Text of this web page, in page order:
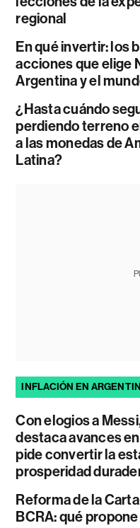
regional
En qué invertir: los
acciones que elige
Argentina y el
¿Hasta cuándo
perdiendo terreno
a las monedas de
Latina?
INFLACIÓN EN
Con elogios a
destaca avances
pide convertir la
prosperidad
Reforma de la
BCRA: qué